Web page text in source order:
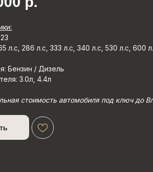
л.с, 286 л.с, 333 л.с, 340 л.с, 530 л.с, 600
Бензин / Дизель
3.0л, 4.4л
стоимость автомобиля под ключ до